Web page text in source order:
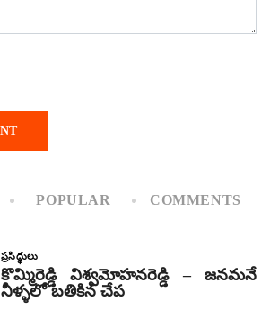
POPULAR COMMENTS
ప్రసిద్ధులు
కొమ్మిరెడ్డి విశ్వమోహనరెడ్డి – జనమనే
నీళ్ళలో బతికిన చేప